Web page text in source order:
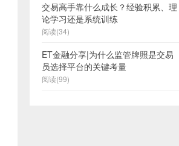
交易高手靠什么成长？经验积累、理
论学习还是系统训练
阅读(34)
ET金融分享|为什么监管牌照是交易
员选择平台的关键考量
阅读(99)